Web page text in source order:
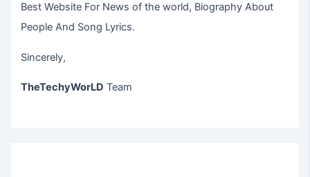
Best Website For News of the world, Biography About
People And Song Lyrics.
Sincerely,
TheTechyWorLD Team